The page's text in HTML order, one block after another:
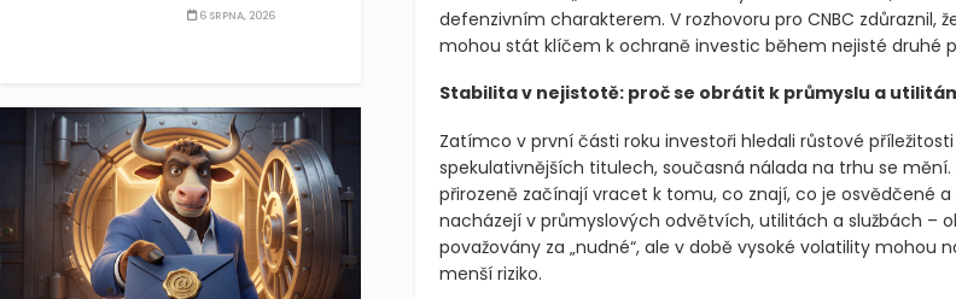
defenzivním charakterem. V rozhovoru pro CNBC zdůraznil,
mohou stát klíčem k ochraně investic během nejisté druhé
Stabilita v nejistotě: proč se obrátit k průmyslu a
Zatímco v první části roku investoři hledali růstové
spekulativnějších titulech, současná nálada na trhu se mění.
přirozeně začínají vracet k tomu, co znají, co je osvědčené
nacházejí v průmyslových odvětvích, utilitách a službách –
považovány za „nudné“, ale v době vysoké volatility mohou
menší riziko.
6 SRPNA, 2026